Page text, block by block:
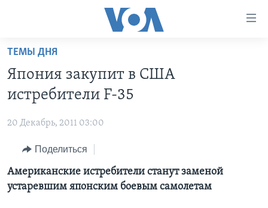
Перейти
основной
контент
Перейти
навигации
Перейти
ПРОГРАММЫ
НОВОСТИ ЗА МИНУТУ
ИТОГИ
ПОЧЕМУ ЭТО ВАЖНО?
ДИСКУССИЯ VOA
ПРОЕКТЫ
УЧИМ АНГЛИЙСКИЙ
НАША АМЕРИКАНСКАЯ ИСТОРИЯ
А КАК В АМЕРИКЕ?
АРТЕФАКТЫ
ЭКСПЕРТИЗА
ИНТЕРВЬЮ
ФАКТЫ ПРОТИВ ФЕЙКОВ
ЗА СВОБОДУ ПРЕССЫ
ТЕМЫ ДНЯ
Япония закупит в США
истребители F-35
20 Декабрь, 2011 03:00
Поделиться
Американские истребители станут заменой
устаревшим японским боевым самолетам